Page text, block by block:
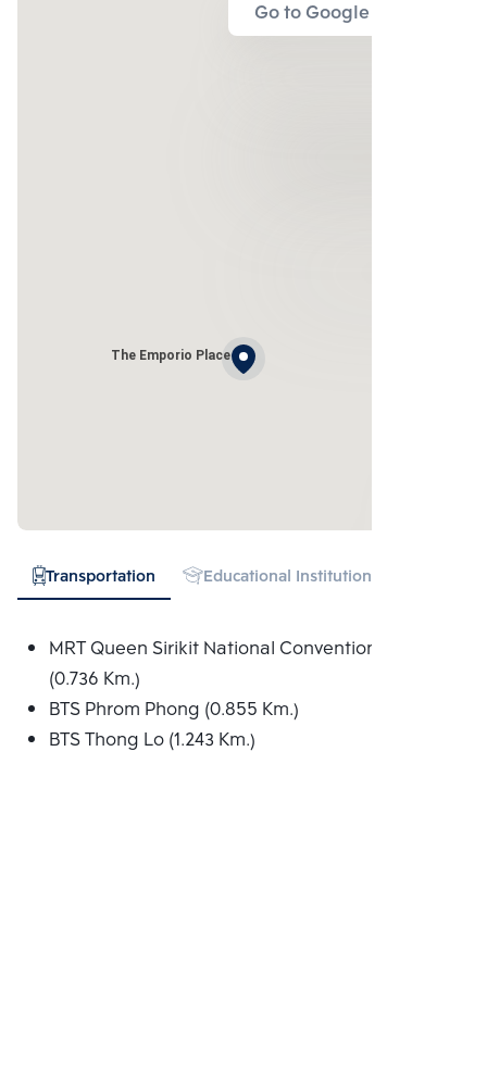
Go to Google Map
The Emporio Place
Transportation Educational Institution
MRT Queen Sirikit National Convention Centre
(0.736 Km.)
BTS Phrom Phong (0.855 Km.)
BTS Thong Lo (1.243 Km.)